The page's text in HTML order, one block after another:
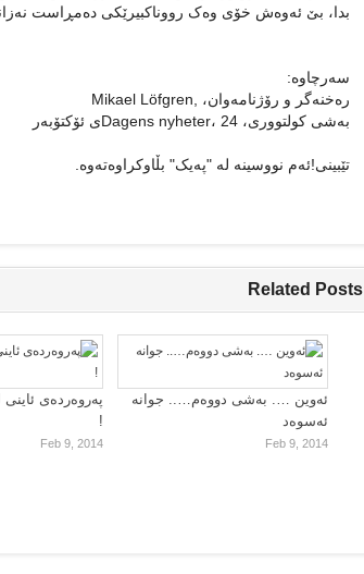
بدا، بێ ئه‌وه‌ش خۆی وه‌ک رووناکبیرێکی ده‌مڕاست
سه‌رچاوه‌:
ره‌خنه‌گر و رۆژنامه‌وان، ,Mikael Löfgren
به‌شی کولتووری، Dagens nyheter، 24ی ئۆکتۆبه‌ر
تێبینی!ئه‌م نووسینه‌ له‌ "په‌یک" بڵاوکراوه‌ته‌وه‌.
Related Posts
پەروەردەی ئاینی
!
Feb 9, 2014
ئەوین …. بەشی دووەم….. جوانە
ئەسوەد
Feb 9, 2014